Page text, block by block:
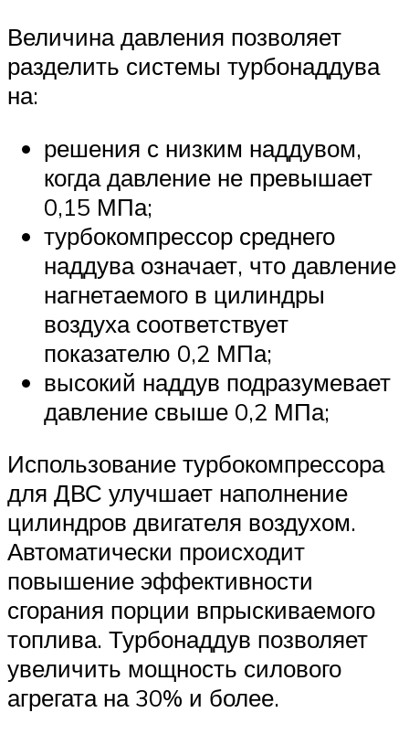
Величина давления позволяет
разделить системы турбонаддува
на:
решения с низким наддувом,
когда давление не превышает
0,15 МПа;
турбокомпрессор среднего
наддува означает, что давление
нагнетаемого в цилиндры
воздуха соответствует
показателю 0,2 МПа;
высокий наддув подразумевает
давление свыше 0,2 МПа;
Использование турбокомпрессора
для ДВС улучшает наполнение
цилиндров двигателя воздухом.
Автоматически происходит
повышение эффективности
сгорания порции впрыскиваемого
топлива. Турбонаддув позволяет
увеличить мощность силового
агрегата на 30% и более.